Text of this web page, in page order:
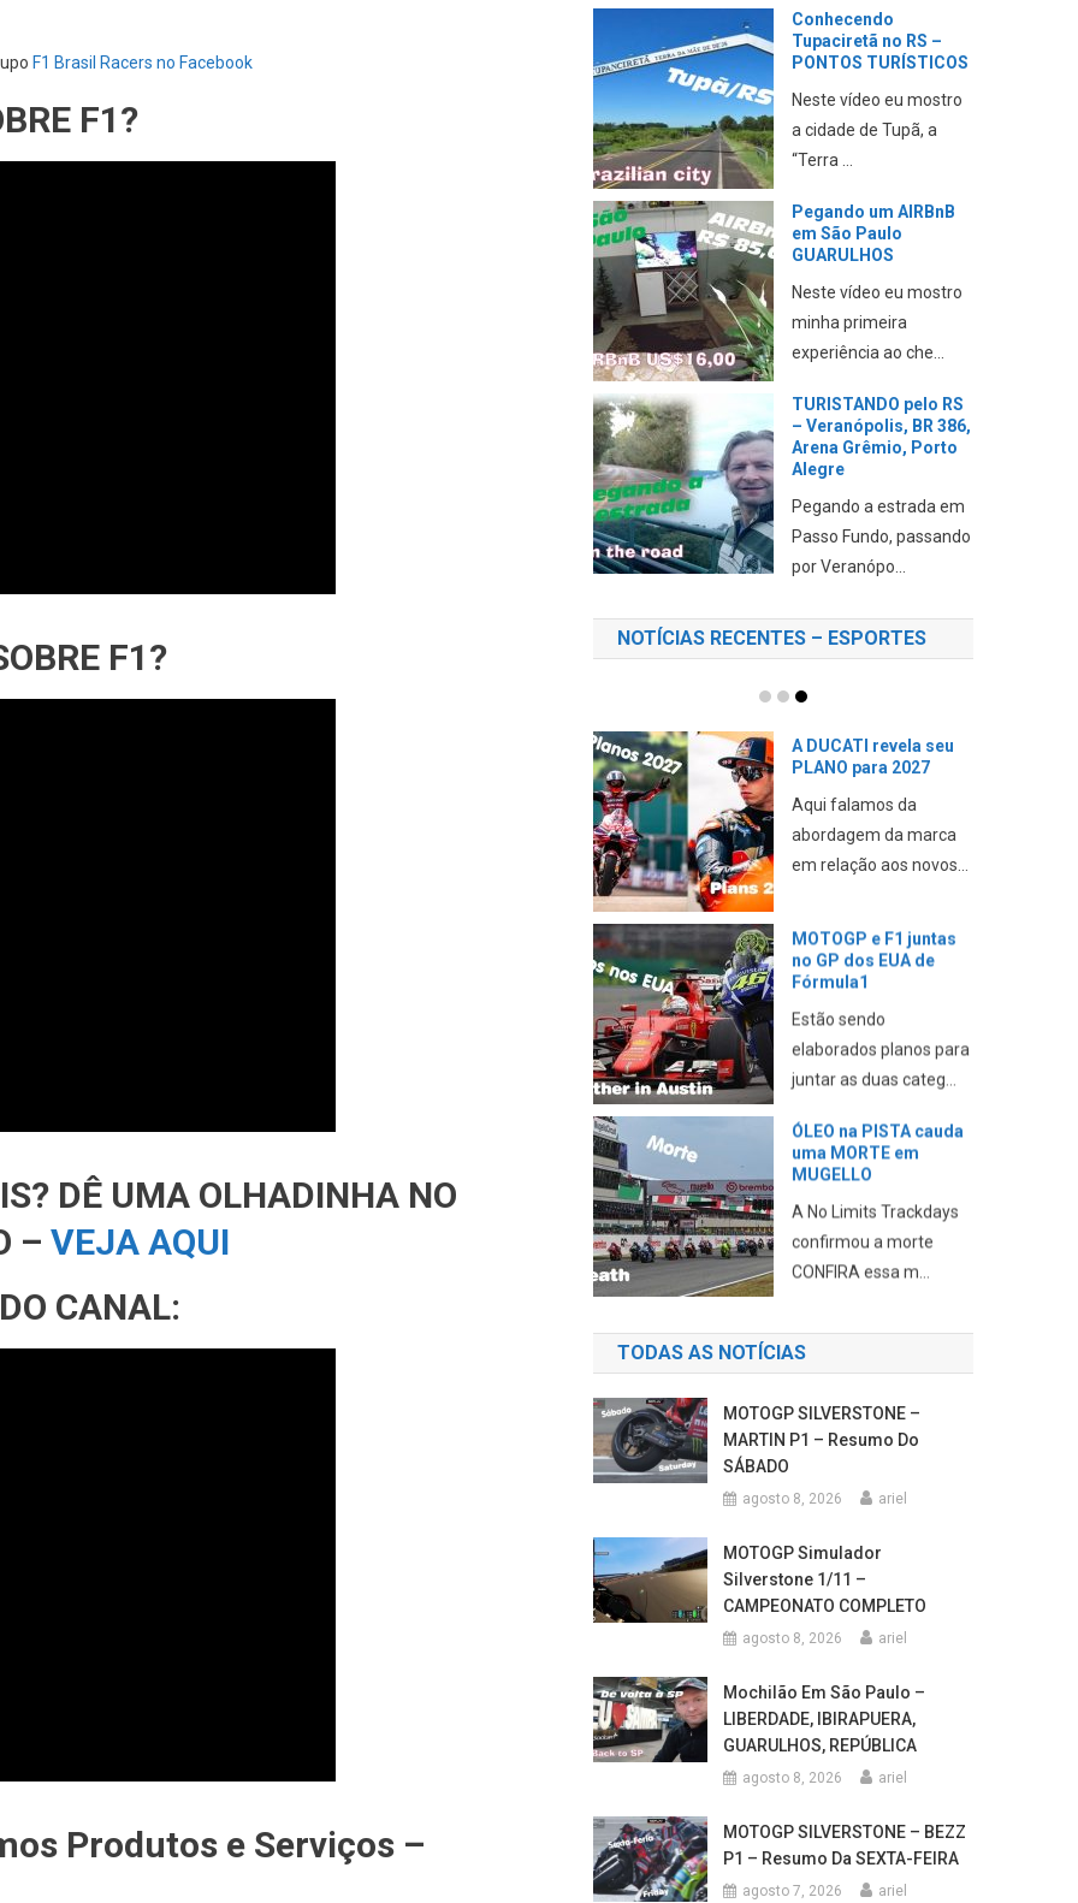
F1 Brasil Racers no Facebook
F1?
F1?
DÊ UMA OLHADINHA NO
– VEJA AQUI
CANAL:
Produtos e Serviços –
Conhecendo
Tupaciretã no RS –
PONTOS TURÍSTICOS
Neste vídeo eu mostro
a cidade de Tupã, a
“Terra ...
Pegando um AIRBnB
em São Paulo
GUARULHOS
Neste vídeo eu mostro
minha primeira
experiência ao che...
TURISTANDO pelo RS
– Veranópolis, BR 386,
Arena Grêmio, Porto
Alegre
Pegando a estrada em
Passo Fundo, passando
por Veranópo...
NOTÍCIAS RECENTES – ESPORTES
A DUCATI revela seu
PLANO para 2027
Aqui falamos da
abordagem da marca
em relação aos novos...
MOTOGP e F1 juntas
no GP dos EUA de
Fórmula1
Estão sendo
elaborados planos para
juntar as duas categ...
ÓLEO na PISTA cauda
uma MORTE em
MUGELLO
A No Limits Trackdays
confirmou a morte
CONFIRA essa m...
TODAS AS NOTÍCIAS
MOTOGP SILVERSTONE –
MARTIN P1 – Resumo Do
SÁBADO
agosto 8, 2026 ariel
MOTOGP Simulador
Silverstone 1/11 –
CAMPEONATO COMPLETO
agosto 8, 2026 ariel
Mochilão Em São Paulo –
LIBERDADE, IBIRAPUERA,
GUARULHOS, REPÚBLICA
agosto 8, 2026 ariel
MOTOGP SILVERSTONE – BEZZ
P1 – Resumo Da SEXTA-FEIRA
agosto 7, 2026 ariel